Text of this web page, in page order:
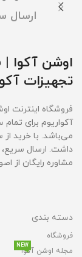
ارسال
اوشن آکوا
تجهیزات
فروشگاه اینترنت
آکواریوم برای
می‌باشد. با خرید از
داشت. ارسال
مشاوره رایگان از
دسته بندی
فروشگاه
مجله اوشن آکوا
NEW